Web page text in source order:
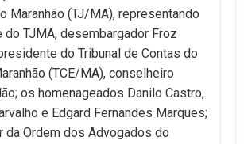
Maranhão (TJ/MA), representando
TJMA, desembargador Froz
do Tribunal de Contas do
(TCE/MA), conselheiro
os homenageados Danilo Castro,
e Edgard Fernandes Marques;
da Ordem dos Advogados do